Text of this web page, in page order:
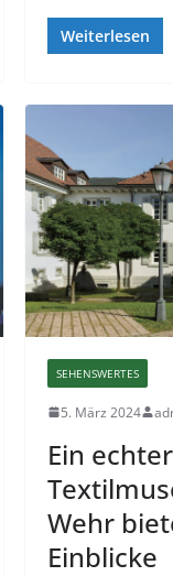
Weiterlesen
SEHENSWERTES
5. März 2024
Ein
Wehr
Einblicke